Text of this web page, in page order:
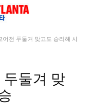
어전 두둘겨 맞고도 승리해 시
둘겨 맞